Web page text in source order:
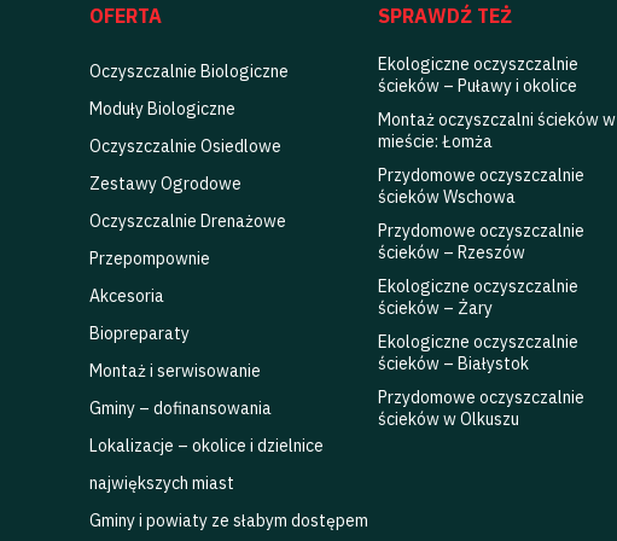
OFERTA
Oczyszczalnie Biologiczne
Moduły Biologiczne
Oczyszczalnie Osiedlowe
Zestawy Ogrodowe
Oczyszczalnie Drenażowe
Przepompownie
Akcesoria
Biopreparaty
Montaż i serwisowanie
Gminy – dofinansowania
Lokalizacje – okolice i dzielnice
największych miast
Gminy i powiaty ze słabym dostępem
SPRAWDŹ TEŻ
Ekologiczne oczyszczalnie
ścieków – Puławy i okolice
Montaż oczyszczalni ścieków w
mieście: Łomża
Przydomowe oczyszczalnie
ścieków Wschowa
Przydomowe oczyszczalnie
ścieków – Rzeszów
Ekologiczne oczyszczalnie
ścieków – Żary
Ekologiczne oczyszczalnie
ścieków – Białystok
Przydomowe oczyszczalnie
ścieków w Olkuszu